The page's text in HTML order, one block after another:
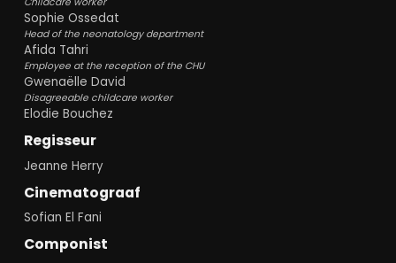
Sophie Ossedat
Head of the neonatology department
Afida Tahri
Employee at the reception of the CHU
Gwenaëlle David
Disagreeable childcare worker
Elodie Bouchez
Regisseur
Jeanne Herry
Cinematograaf
Sofian El Fani
Componist